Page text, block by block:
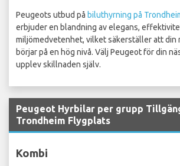
Peugeots utbud på biluthyrning på
erbjuder en blandning av elegans,
miljömedvetenhet, vilket säkerställer att din
börjar på en hög nivå. Välj Peugeot för din
upplev skillnaden själv.
Peugeot Hyrbilar per grupp
Trondheim Flygplats
Kombi